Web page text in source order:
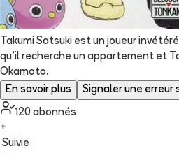
Takumi Satsuki est un joueur
qu'il recherche un appartement et
Okamoto.
En savoir plus
Signaler une erreur
120 abonnés
+
Suivie